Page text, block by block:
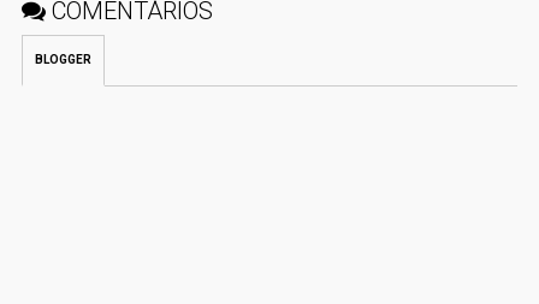
COMENTÁRIOS
BLOGGER